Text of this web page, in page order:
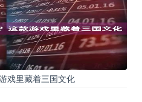
戏里藏着三国文化